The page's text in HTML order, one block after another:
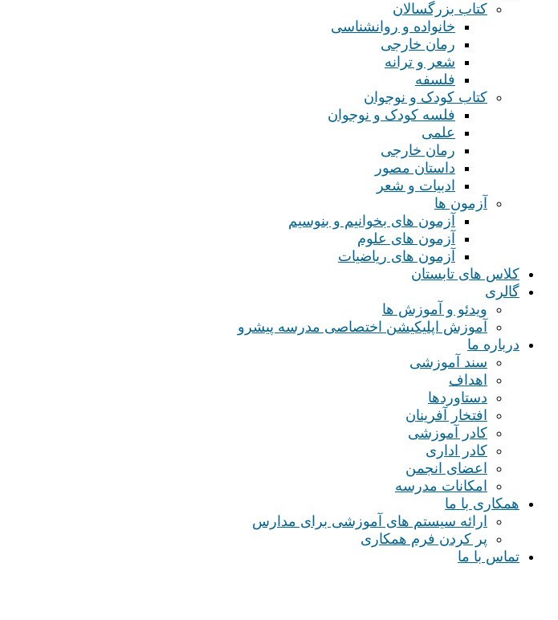
کتاب بزرگسالان
خانواده و روانشناسی
رمان خارجی
شعر و ترانه
فلسفه
کتاب کودک و نوجوان
فلسه کودک و نوجوان
علمی
رمان خارجی
داستان مصور
ادبیات و شعر
آزمون ها
آزمون های بخوانیم و بنوسیم
آزمون های علوم
آزمون های ریاضیات
کلاس های تابستان
گالری
ویدئو و آموزش ها
آموزش اپلیکیشن اختصاصی مدرسه پیشرو
درباره ما
سند آموزشی
اهداف
دستاوردها
افتخار آفرینان
کادر آموزشی
کادر اداری
اعضای انجمن
امکانات مدرسه
همکاری با ما
ارائه سیستم های آموزشی برای مدارس
پر کردن فرم همکاری
تماس با ما